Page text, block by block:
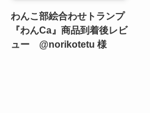
わんこ部絵合わせトランプ
『わんCa』商品到着後レビ
ュー @norikotetu 様